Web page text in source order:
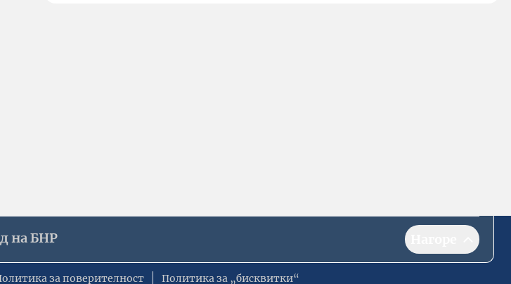
на БНР
за поверителност Политика за „бисквитки“